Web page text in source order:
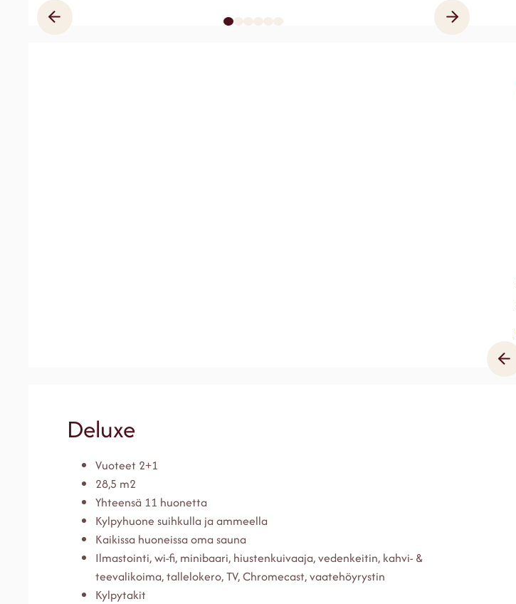
Deluxe
Vuoteet 2+1
28,5 m2
Yhteensä 11 huonetta
Kylpyhuone suihkulla ja ammeella
Kaikissa huoneissa oma sauna
Ilmastointi, wi-fi, minibaari, hiustenkuivaaja, vedenkeitin, kahvi- &
teevalikoima, tallelokero, TV, Chromecast, vaatehöyrystin
Kylpytakit